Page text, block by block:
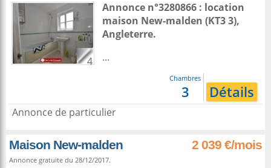
4
Annonce n°3280866 : location
maison New-malden (KT3 3),
Angleterre.
...
Chambres
3 Détails
Annonce de particulier
Maison New-malden 2 039 €/mois
Annonce gratuite du 28/12/2017.